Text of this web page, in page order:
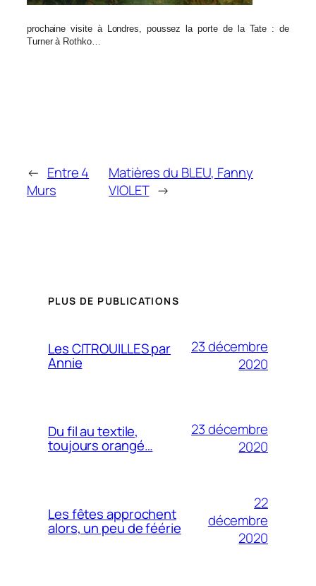
prochaine visite à Londres, poussez la porte de la Tate : de
Turner à Rothko…
← Entre 4
Murs
Matières du BLEU, Fanny
VIOLET →
PLUS DE PUBLICATIONS
Les CITROUILLES par
Annie
23 décembre
2020
Du fil au textile,
toujours orangé…
23 décembre
2020
Les fêtes approchent
alors, un peu de féérie
22
décembre
2020